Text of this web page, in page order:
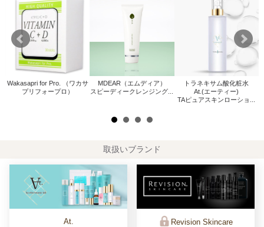
Wakasapri for Pro. （ワカサ
プリフォープロ）
MDEAR（エムディア）
スピーディークレンジング...
トラネキサム酸化粧水
At.(エーティー)
TAピュアスキンローショ...
取扱いブランド
At. Revision Skincare